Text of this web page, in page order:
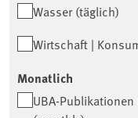
Wasser (täglich)
Wirtschaft |
Monatlich
UBA-